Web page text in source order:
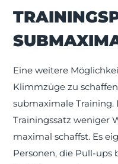
Eine weitere
Klimmzüge zu
submaximale
Trainingssatz weniger
maximal schaffst. Es
Personen, die Pull-ups